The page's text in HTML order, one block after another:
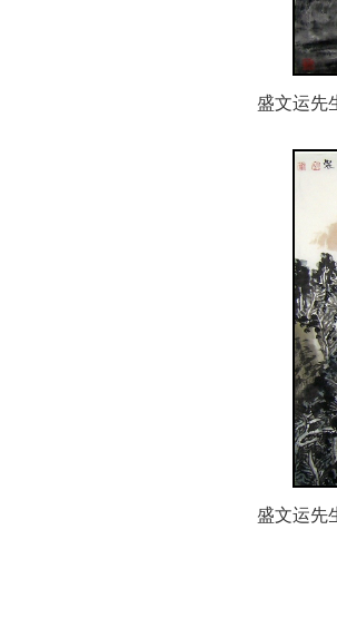
盛文运先
盛文运先